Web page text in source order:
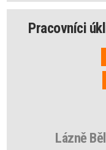
Pracovníci
Lázně